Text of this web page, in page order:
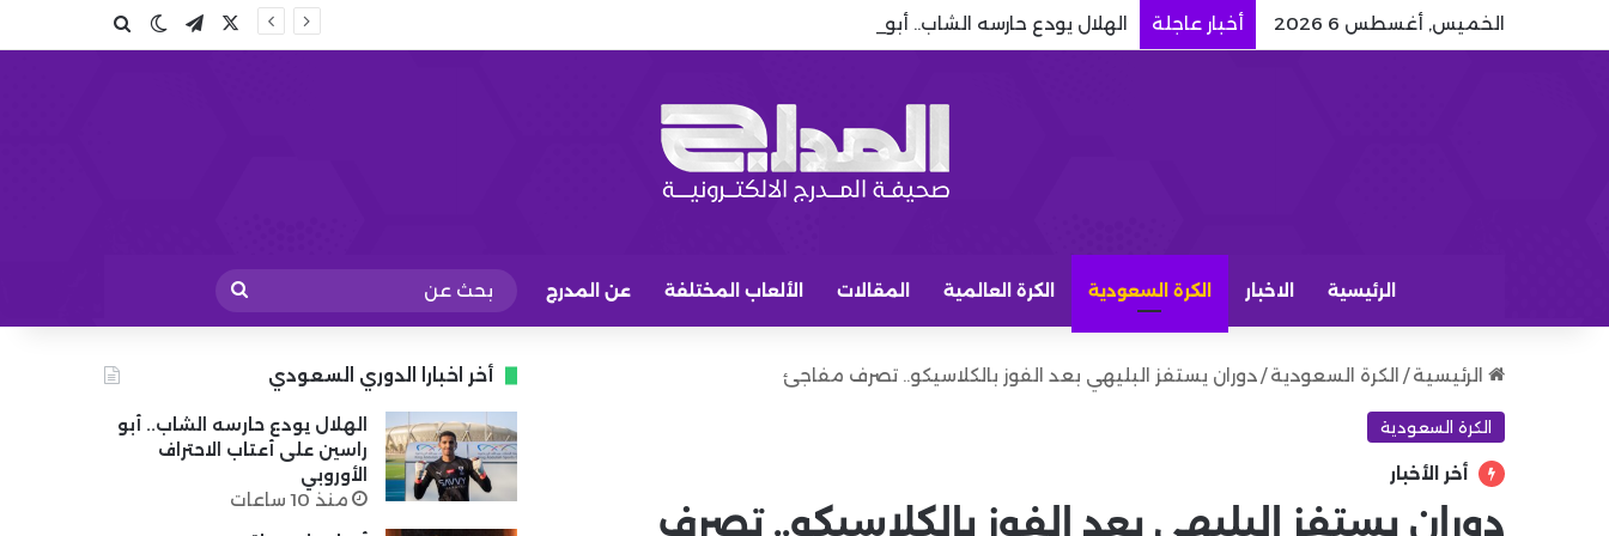
الخميس, أغسطس 6 2026 أخبار عاجلة الهلال يودع حارسه الشاب.. أبو راسين على أعتاب الاحتراف الأوروبي تيلقرامالوضع المظلم
بحث عن
الرئيسية الاخبار الكرة السعودية الكرة العالمية المقالات الألعاب المختلفة عن المدرج
بحث
عن
الرئيسية / الكرة السعودية /دوران يستفز البليهي بعد الفوز بالكلاسيكو.. تصرف مفاجئ
الكرة السعودية
أخر الأخبار
دوران يستفز البليهي بعد الفوز بالكلاسيكو.. تصرف
أخر اخبارا الدوري السعودي
الهلال يودع حارسه الشاب.. أبو
راسين على أعتاب الاحتراف
الأوروبي
منذ 10 ساعات